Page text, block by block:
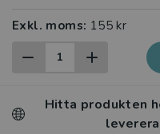
Exkl. moms: 155 kr
Hitta produkten